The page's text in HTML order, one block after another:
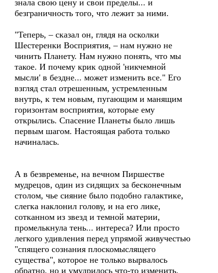
знала свою цену и свои пределы... и
безграничность того, что лежит за ними.
"Теперь, – сказал он, глядя на осколки
Шестеренки Восприятия, – нам нужно не
чинить Планету. Нам нужно понять, что мы
такое. И почему крик одной 'никчемной
мысли' в бездне... может изменить все." Его
взгляд стал отрешенным, устремленным
внутрь, к тем новым, пугающим и манящим
горизонтам восприятия, которые ему
открылись. Спасение Планеты было лишь
первым шагом. Настоящая работа только
начиналась.
А в безвременье, на вечном Пиршестве
мудрецов, один из сидящих за бесконечным
столом, чье сияние было подобно галактике,
слегка наклонил голову, и на его лике,
сотканном из звезд и темной материи,
промелькнула тень... интереса? Или просто
легкого удивления перед упрямой живучестью
"спящего сознания плоскомыслящего
существа", которое не только вырвалось
обратно, но и умудрилось что-то изменить.